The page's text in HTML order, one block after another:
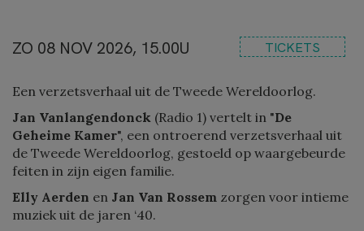
ZO 08 NOV 2026, 15.00U TICKETS
Een verzetsverhaal uit de Tweede Wereldoorlog.
Jan Vanlangendonck (Radio 1) vertelt in "De
Geheime Kamer", een ontroerend verzetsverhaal uit
de Tweede Wereldoorlog, gestoeld op waargebeurde
feiten in zijn eigen familie.
Elly Aerden en Jan Van Rossem zorgen voor intieme
muziek uit de jaren ‘40.